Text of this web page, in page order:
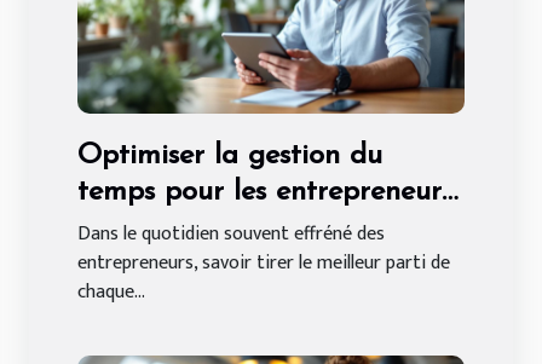
Optimiser la gestion du
temps pour les entrepreneurs
: méthodes et avantages
Dans le quotidien souvent effréné des
entrepreneurs, savoir tirer le meilleur parti de
chaque...